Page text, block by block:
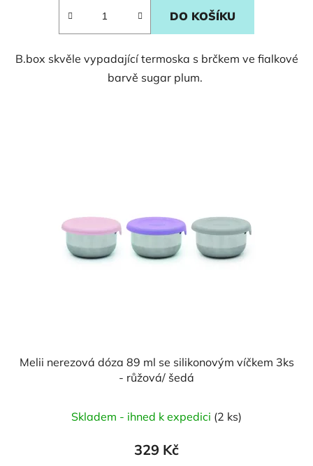
DO KOŠÍKU
B.box skvěle vypadající termoska s brčkem ve fialkové
barvě sugar plum.
Melii nerezová dóza 89 ml se silikonovým víčkem 3ks
- růžová/ šedá
Skladem - ihned k expedici (2 ks)
329 Kč